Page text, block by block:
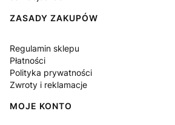
ZASADY ZAKUPÓW
Regulamin sklepu
Płatności
Polityka prywatności
Zwroty i reklamacje
MOJE KONTO